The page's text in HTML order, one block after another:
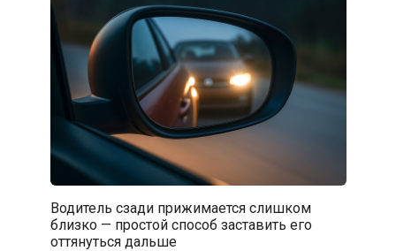
Водитель сзади прижимается слишком
близко — простой способ заставить его
оттянуться дальше